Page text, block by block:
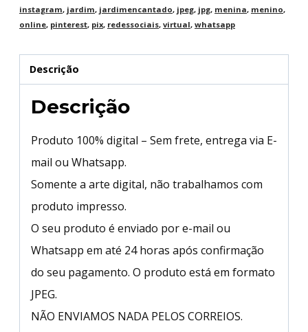
instagram, jardim, jardimencantado, jpeg, jpg, menina, menino,
online, pinterest, pix, redessociais, virtual, whatsapp
Descrição
Descrição
Produto 100% digital – Sem frete, entrega via E-
mail ou Whatsapp.
Somente a arte digital, não trabalhamos com
produto impresso.
O seu produto é enviado por e-mail ou
Whatsapp em até 24 horas após confirmação
do seu pagamento. O produto está em formato
JPEG.
NÃO ENVIAMOS NADA PELOS CORREIOS.